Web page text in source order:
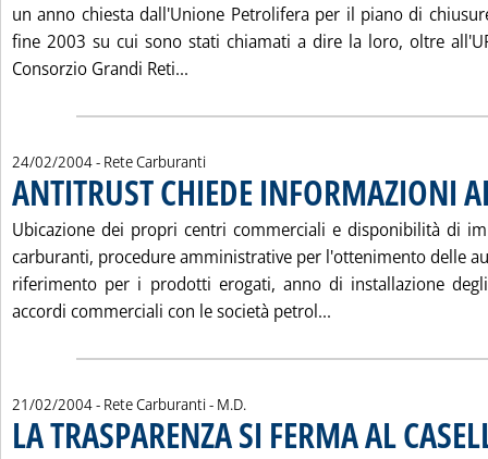
un anno chiesta dall'Unione Petrolifera per il piano di
fine 2003 su cui sono stati chiamati a dire la loro, oltre
Consorzio Grandi Reti...
24/02/2004- Rete Carburanti
ANTITRUST CHIEDE INFORMAZIONI
Ubicazione dei propri centri commerciali e disponibilità di
carburanti, procedure amministrative per l'ottenimento delle
riferimento per i prodotti erogati, anno di installazione
accordi commerciali con le società petrol...
21/02/2004- Rete Carburanti - di:
M.D.
LA TRASPARENZA SI FERMA AL